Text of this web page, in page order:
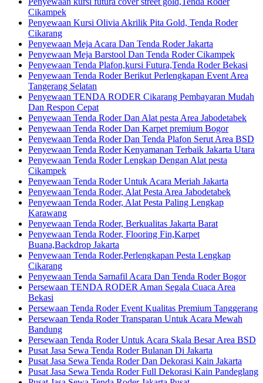
Cikampek
Penyewaan Kursi Olivia Akrilik Pita Gold, Tenda Roder
Cikarang
Penyewaan Meja Acara Dan Tenda Roder Jakarta
Penyewaan Meja Barstool Dan Tenda Roder Cikampek
Penyewaan Tenda Plafon,kursi Futura,Tenda Roder Bekasi
Penyewaan Tenda Roder Berikut Perlengkapan Event Area
Tangerang Selatan
Penyewaan TENDA RODER Cikarang Pembayaran Mudah
Dan Respon Cepat
Penyewaan Tenda Roder Dan Alat pesta Area Jabodetabek
Penyewaan Tenda Roder Dan Karpet premium Bogor
Penyewaan Tenda Roder Dan Tenda Plafon Serut Area BSD
Penyewaan Tenda Roder Kenyamanan Terbaik Jakarta Utara
Penyewaan Tenda Roder Lengkap Dengan Alat pesta
Cikampek
Penyewaan Tenda Roder Untuk Acara Meriah Jakarta
Penyewaan Tenda Roder, Alat Pesta Area Jabodetabek
Penyewaan Tenda Roder, Alat Pesta Paling Lengkap
Karawang
Penyewaan Tenda Roder, Berkualitas Jakarta Barat
Penyewaan Tenda Roder, Flooring Fin,Karpet
Buana,Backdrop Jakarta
Penyewaan Tenda Roder,Perlengkapan Pesta Lengkap
Cikarang
Penyewaan Tenda Sarnafil Acara Dan Tenda Roder Bogor
Persewaan TENDA RODER Aman Segala Cuaca Area
Bekasi
Persewaan Tenda Roder Event Kualitas Premium Tanggerang
Persewaan Tenda Roder Transparan Untuk Acara Mewah
Bandung
Persewaan Tenda Roder Untuk Acara Skala Besar Area BSD
Pusat Jasa Sewa Tenda Roder Bulanan Di Jakarta
Pusat Jasa Sewa Tenda Roder Dan Dekorasi Kain Jakarta
Pusat Jasa Sewa Tenda Roder Full Dekorasi Kain Pandeglang